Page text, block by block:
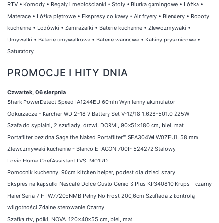
RTV • Komody • Regały i meblościanki • Stoły • Biurka gamingowe • Łóżka •
Materace • Łóżka piętrowe • Ekspresy do kawy • Air fryery • Blendery • Roboty
kuchenne • Lodówki • Zamrażarki • Baterie kuchenne • Zlewozmywaki •
Umywalki • Baterie umywalkowe • Baterie wannowe • Kabiny prysznicowe •
Saturatory
PROMOCJE I HITY DNIA
Czwartek, 06 sierpnia
Shark PowerDetect Speed IA1244EU 60min Wymienny akumulator
Odkurzacze - Karcher WD 2-18 V Battery Set V-12/18 1.628-501.0 225W
Szafa do sypialni, 2 szuflady, drzwi, DORMI, 90x51x180 cm, biel, mat
Portafilter bez dna Sage the Naked Portafilter™ SEA304WLW0ZEU1, 58 mm
Zlewozmywaki kuchenne - Blanco ETAGON 700IF 524272 Stalowy
Lovio Home ChefAssistant LVSTM01RD
Pomocnik kuchenny, 90cm kitchen helper, podest dla dzieci szary
Ekspres na kapsułki Nescafé Dolce Gusto Genio S Plus KP340810 Krups - czarny
Haier Seria 7 HTW7720ENMB Pełny No Frost 200,6cm Szuflada z kontrolą
wilgotności Zdalne sterowanie Czarny
Szafka rtv, półki, NOVA, 120x40x55 cm, biel, mat